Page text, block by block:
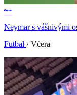
Neymar s vášnivými
Futbal · Včera